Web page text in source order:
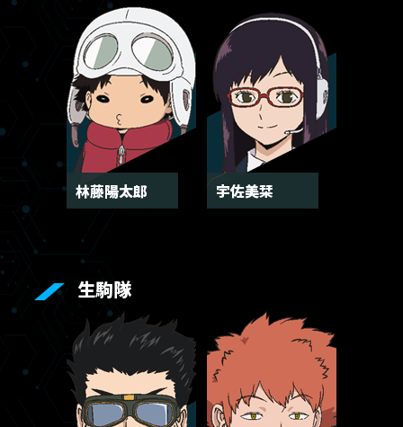
林藤陽太郎 宇佐美栞
生駒隊